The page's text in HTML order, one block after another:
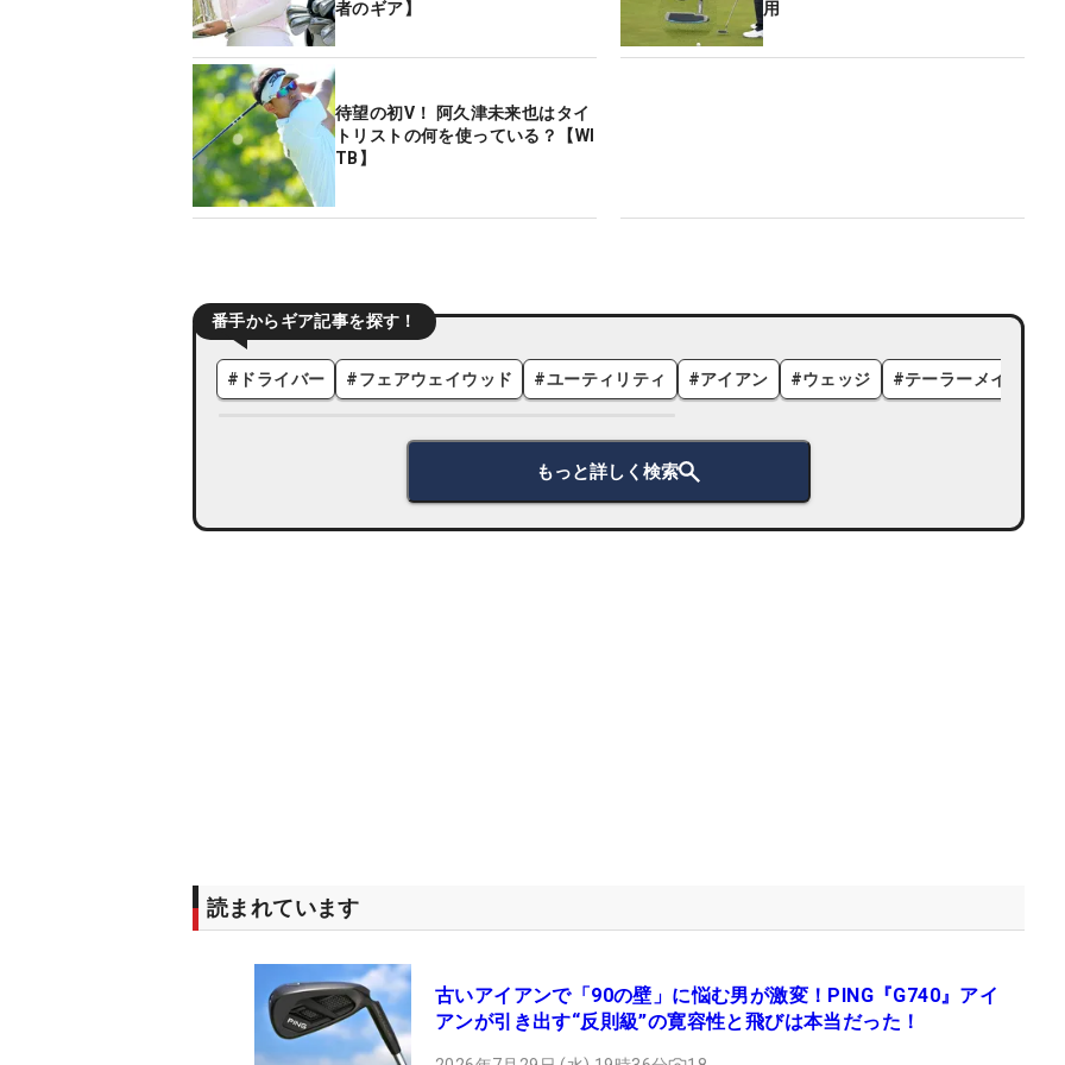
者のギア】
用
待望の初V！ 阿久津未来也はタイ
トリストの何を使っている？【WI
TB】
番手からギア記事を探す！
# ドライバー #フェアウェイウッド #ユーティリティ #アイアン #ウェッジ #テーラーメイド
もっと詳しく検索
読まれています
古いアイアンで「90の壁」に悩む男が激変！PING『G740』アイ
アンが引き出す“反則級”の寛容性と飛びは本当だった！